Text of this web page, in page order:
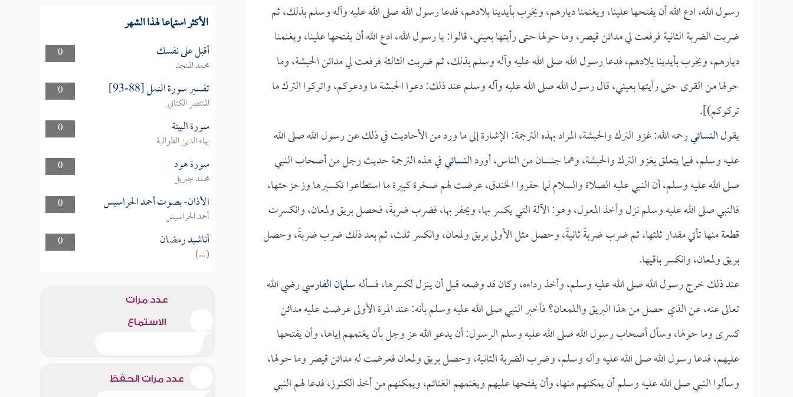
رسول الله، ادع الله أن يفتحها علينا، ويغنمنا ديارهم، ويخرب بأيدينا بلادهم، فدعا رسول الله صلى الله عليه وآله وسلم بذلك، ثم
ضربت الضربة الثانية فرفعت لي مدائن قيصر، وما حولها حتى رأيتها بعيني، قالوا: يا رسول الله، ادع الله أن يفتحها علينا، ويغنمنا
ديارهم، ويخرب بأيدينا بلادهم، فدعا رسول الله صلى الله عليه وآله وسلم بذلك، ثم ضربت الثالثة فرفعت لي مدائن الحبشة، وما
حولها من القرى حتى رأيتها بعيني، قال رسول الله صلى الله عليه وآله وسلم عند ذلك: دعوا الحبشة ما ودعوكم، واتركوا الترك ما
تركوكم)].
يقولالنسائيرحمه الله: غزو الترك والحبشة، المراد بهذه الترجمة: الإشارة إلى ما ورد من الأحاديث في ذلك عن رسول الله صلى الله
عليه وسلم، فيما يتعلق بغزو الترك والحبشة، وهما جنسان من الناس، أوردالنسائيفي هذه الترجمة حديث رجل من أصحاب النبي
صلى الله عليه وسلم، أن النبي عليه الصلاة والسلام لما حفروا الخندق، عرضت لهم صخرة كبيرة ما استطاعوا تكسيرها وزحزحتها،
فالنبي صلى الله عليه وسلم نزل وأخذ المعول، وهو: الآلة التي يكسر بها، ويحفر بها، فضرب ضربةً، فحصل بريق ولمعان، وانكسرت
قطعة منها تأتي مقدار ثلثها، ثم ضرب ضربةً ثانيةً، وحصل مثل الأولى بريق ولمعان، وانكسر ثلث، ثم بعد ذلك ضرب ضربةً، وحصل
بريق ولمعان، وانكسر باقيها.
عند ذلك خرج رسول الله صلى الله عليه وسلم، وأخذ رداءه، وكان قد وضعه قبل أن ينزل لكسرها، فسألهسلمان الفارسيرضي الله
تعالى عنه، عن الذي حصل من هذا البريق واللمعان؟ فأخبر النبي صلى الله عليه وسلم بأنه: عند المرة الأولى عرضت عليه مدائن
كسرى وما حولها، وسأل أصحاب رسول الله صلى الله عليه وسلم الرسول: أن يدعو الله عز وجل بأن يغنمهم إياها، وأن يفتحها
عليهم، فدعا رسول الله صلى الله عليه وآله وسلم، وضرب الضربة الثانية، وحصل بريق ولمعان فعرضت له مدائن قيصر وما حولها،
وسألوا النبي صلى الله عليه وسلم أن يمكنهم منها، وأن يفتحها عليهم ويغنمهم الغنائم، ويمكنهم من أخذ الكنوز، فدعا لهم النبي
الأكثر استماعا لهذا الشهر
0 أقبل على نفسك
محمد المنجد
0
تفسير سورة النمل [88-93]
المنتصر الكتاني
0
سورة البينة
بهاء الدين الطوالبة
0
سورة هود
محمد جبريل
0
الأذان- بصوت أحمد الحراسيس
أحمد الحراسيس
0
أناشيد رمضان
(...)
عدد مرات
الاستماع
عدد مرات الحفظ